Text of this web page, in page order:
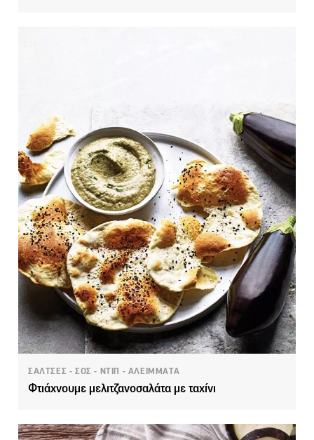
ΣΑΛΤΣΕΣ - ΣΟΣ - ΝΤΙΠ - ΑΛΕΙΜΜΑΤΑ
Φτιάχνουμε μελιτζανοσαλάτα με ταχίνι